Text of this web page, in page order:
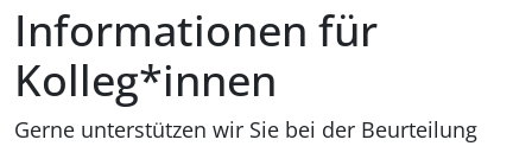
Informationen für
Kolleg*innen
Gerne unterstützen wir Sie bei der Beurteilung